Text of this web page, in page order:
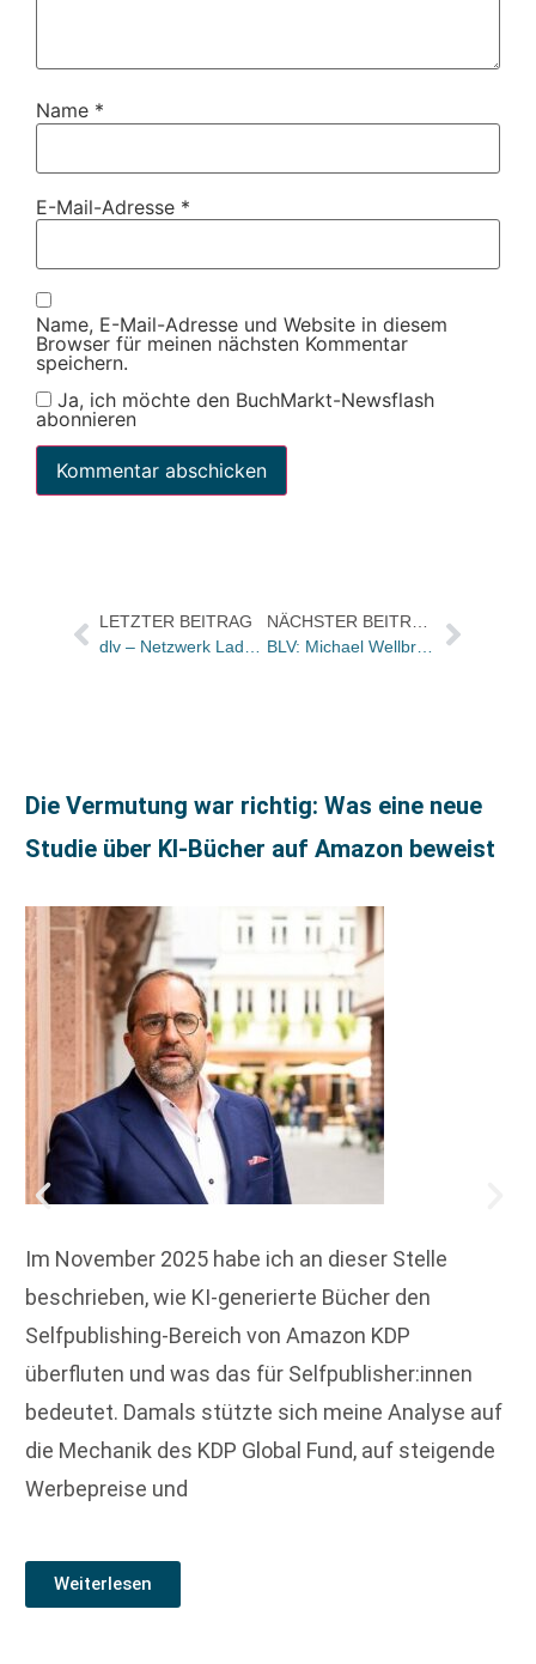
Name *
E-Mail-Adresse *
Name, E-Mail-Adresse und Website in diesem
Browser für meinen nächsten Kommentar
speichern.
Ja, ich möchte den BuchMarkt-Newsflash
abonnieren
LETZTER BEITRAG
Die Vermutung war richtig: Was eine neue
Studie über KI-Bücher auf Amazon beweist
Im November 2025 habe ich an dieser Stelle
beschrieben, wie KI-generierte Bücher den
Selfpublishing-Bereich von Amazon KDP
überfluten und was das für Selfpublisher:innen
bedeutet. Damals stützte sich meine Analyse auf
die Mechanik des KDP Global Fund, auf steigende
Werbepreise und
Weiterlesen